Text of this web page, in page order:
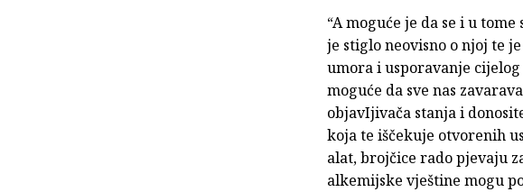
“A moguće je da se i u
je stiglo neovisno o njoj te
umora i usporavanje
moguće da sve nas
objavIjivača stanja i
koja te iščekuje otvorenih
alat, brojčice rado pjevaju
alkemijske vještine mogu